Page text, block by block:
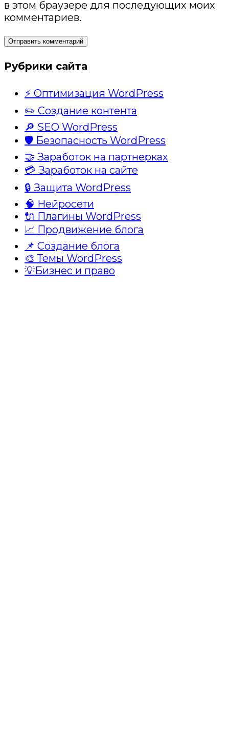
в этом браузере для последующих моих
комментариев.
Рубрики сайта
⚡ Оптимизация WordPress
✏️ Создание контента
🔎 SEO WordPress
🛡️ Безопасность WordPress
🤝 Заработок на партнерках
💳 Заработок на сайте
🔒 Защита WordPress
🧠 Нейросети
🔌 Плагины WordPress
📈 Продвижение блога
📌 Создание блога
🎨 Темы WordPress
💡Бизнес и право